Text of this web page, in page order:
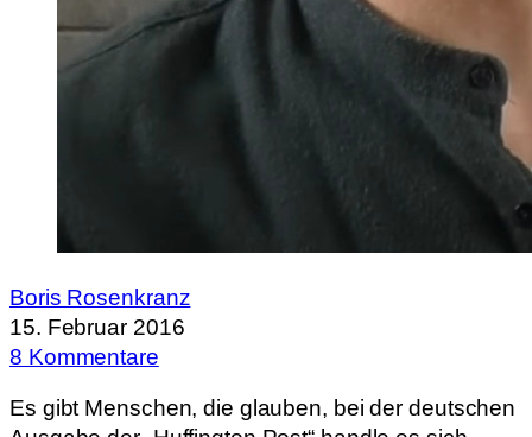
Boris Rosenkranz
15. Februar 2016
8 Kommentare
Es gibt Menschen, die glauben, bei der deutschen